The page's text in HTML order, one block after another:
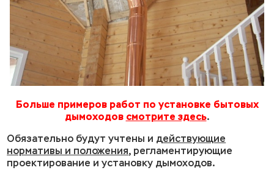
Больше примеров работ по установке бытовых
дымоходов смотрите здесь.
Обязательно будут учтены и действующие
нормативы и положения, регламентирующие
проектирование и установку дымоходов.